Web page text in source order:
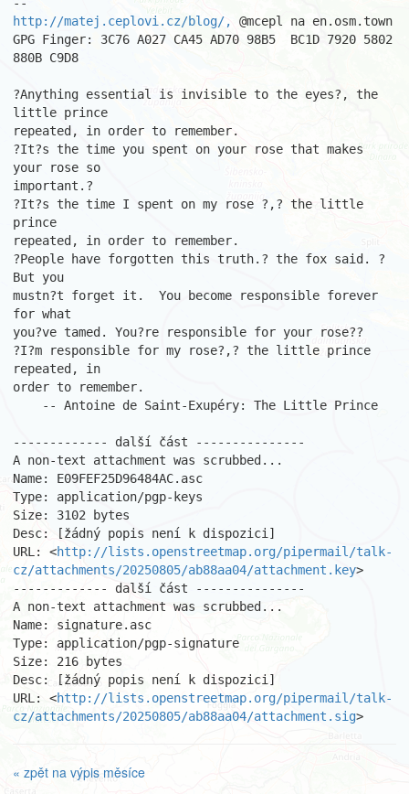
http://matej.ceplovi.cz/blog/,
@mcepl na en.osm.town
GPG Finger: 3C76 A027 CA45 AD70 98B5  BC1D 7920 5802
880B C9D8
?Anything essential is invisible to the eyes?, the
little prince
repeated, in order to remember.
?It?s the time you spent on your rose that makes
your rose so
important.?
?It?s the time I spent on my rose ?,? the little
prince
repeated, in order to remember.
?People have forgotten this truth.? the fox said. ?
But you
mustn?t forget it.  You become responsible forever
for what
you?ve tamed. You?re responsible for your rose??
?I?m responsible for my rose?,? the little prince
repeated, in
order to remember.
------------- další část ---------------
A non-text attachment was scrubbed...
Name: E09FEF25D96484AC.asc
Type: application/pgp-keys
Size: 3102 bytes
Desc: [žádný popis není k dispozici]
URL: <http://lists.openstreetmap.org/pipermail/talk-
cz/attachments/20250805/ab88aa04/attachment.key>
------------- další část ---------------
A non-text attachment was scrubbed...
Name: signature.asc
Type: application/pgp-signature
Size: 216 bytes
Desc: [žádný popis není k dispozici]
URL: <http://lists.openstreetmap.org/pipermail/talk-
cz/attachments/20250805/ab88aa04/attachment.sig>
« zpět na výpis měsíce